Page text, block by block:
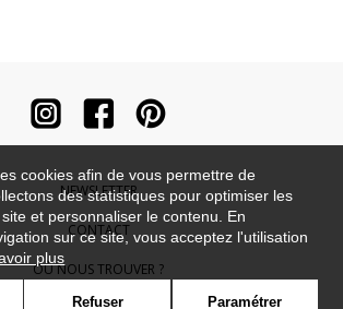
NEWSLETTER
CONTACT
OÙ NOUS TROUVER ?
cookies afin de vous permettre de
des statistiques pour optimiser les
et personnaliser le contenu. En
sur ce site, vous acceptez l'utilisation
plus
Refuser Paramétrer